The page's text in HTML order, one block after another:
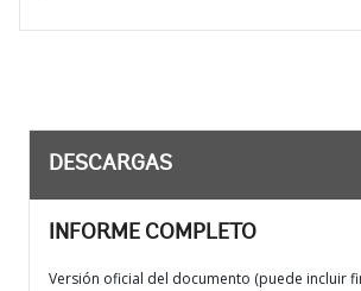
DESCARGAS
INFORME COMPLETO
Versión oficial del documento (puede incluir